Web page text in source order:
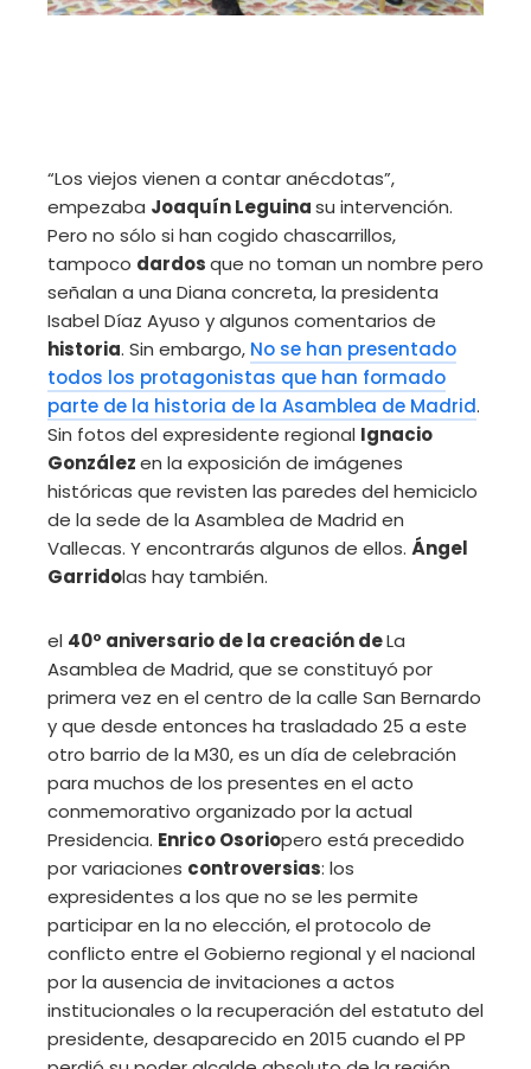
“Los viejos vienen a contar anécdotas”,
empezaba Joaquín Leguinasu intervención.
Pero no sólo si han cogido chascarrillos,
tampoco dardosque no toman un nombre pero
señalan a una Diana concreta, la presidenta
Isabel Díaz Ayuso y algunos comentarios de
historia. Sin embargo, No se han presentado
todos los protagonistas que han formado
parte de la historia de la Asamblea de Madrid.
Sin fotos del expresidente regional Ignacio
Gonzálezen la exposición de imágenes
históricas que revisten las paredes del hemiciclo
de la sede de la Asamblea de Madrid en
Vallecas. Y encontrarás algunos de ellos. Ángel
Garridolas hay también.
el 40º aniversario de la creación deLa
Asamblea de Madrid, que se constituyó por
primera vez en el centro de la calle San Bernardo
y que desde entonces ha trasladado 25 a este
otro barrio de la M30, es un día de celebración
para muchos de los presentes en el acto
conmemorativo organizado por la actual
Presidencia. Enrico Osoriopero está precedido
por variaciones controversias: los
expresidentes a los que no se les permite
participar en la no elección, el protocolo de
conflicto entre el Gobierno regional y el nacional
por la ausencia de invitaciones a actos
institucionales o la recuperación del estatuto del
presidente, desaparecido en 2015 cuando el PP